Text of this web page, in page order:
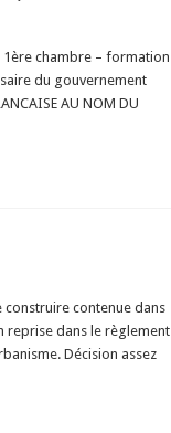
chambre – formation
du gouvernement
AU NOM DU
construire contenue dans
reprise dans le règlement
Décision assez